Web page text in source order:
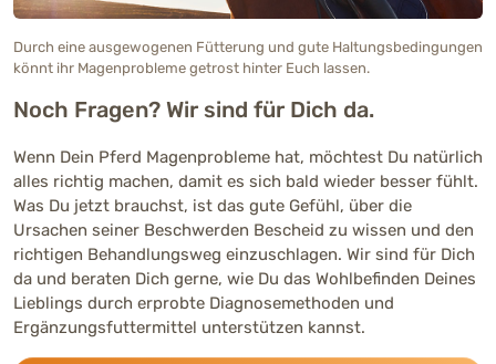
Durch eine ausgewogenen Fütterung und gute Haltungsbedingungen
könnt ihr Magenprobleme getrost hinter Euch lassen.
Noch Fragen? Wir sind für Dich da.
Wenn Dein Pferd Magenprobleme hat, möchtest Du natürlich
alles richtig machen, damit es sich bald wieder besser fühlt.
Was Du jetzt brauchst, ist das gute Gefühl, über die
Ursachen seiner Beschwerden Bescheid zu wissen und den
richtigen Behandlungsweg einzuschlagen. Wir sind für Dich
da und beraten Dich gerne, wie Du das Wohlbefinden Deines
Lieblings durch erprobte Diagnosemethoden und
Ergänzungsfuttermittel unterstützen kannst.